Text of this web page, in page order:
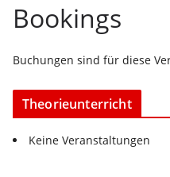
Bookings
Buchungen sind für diese
Theorieunterricht
Keine Veranstaltungen